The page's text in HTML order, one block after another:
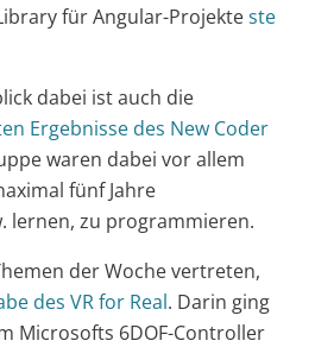
für Angular-Projekteste
dabei ist auch die
Ergebnisse des New Coder
waren dabei vor allem
fünf Jahre
lernen, zu programmieren.
der Woche vertreten,
des VR for Real. Darin ging
Microsofts 6DOF-Controller